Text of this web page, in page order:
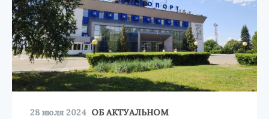
28 июля 2024 ОБ АКТУАЛЬНОМ